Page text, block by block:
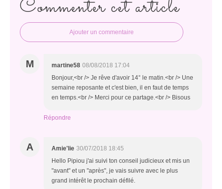
Commenter cet article
Ajouter un commentaire
M martine58 08/08/2018 17:04
Bonjour,<br /> Je rêve d'avoir 14° le matin.<br /> Une
semaine reposante et c'est bien, il en faut de temps
en temps.<br /> Merci pour ce partage.<br /> Bisous
Répondre
A Amie'lie 30/07/2018 18:45
Hello Pipiou j'ai suivi ton conseil judicieux et mis un
"avant" et un "après", je vais suivre avec le plus
grand intérêt le prochain défilé.